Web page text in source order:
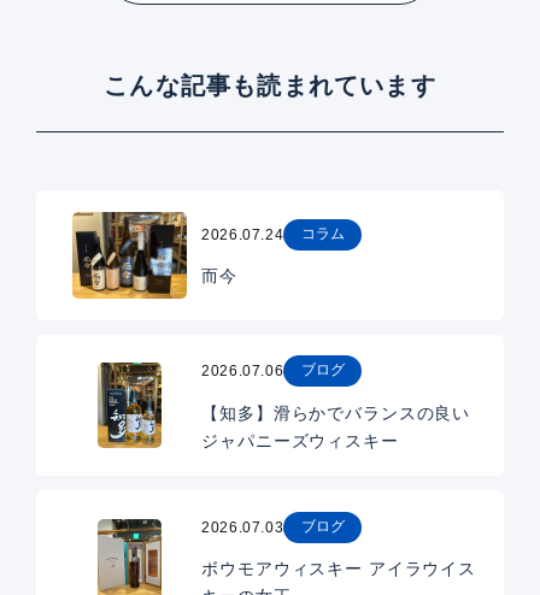
こんな記事も読まれています
2026.07.24 コラム
而今
2026.07.06 ブログ
【知多】滑らかでバランスの良い
ジャパニーズウィスキー
2026.07.03 ブログ
ボウモアウィスキー アイラウイス